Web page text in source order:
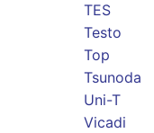
TES
Testo
Top
Tsunoda
Uni-T
Vicadi